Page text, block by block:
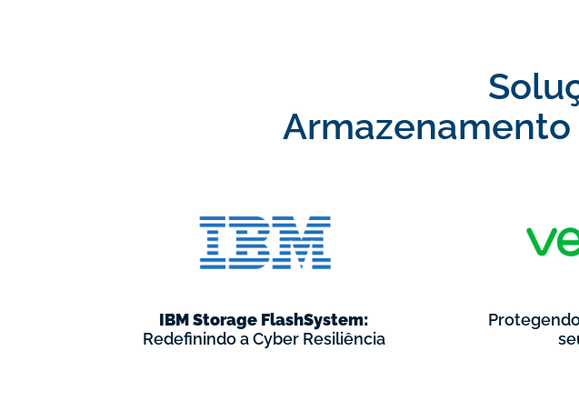
IBM Storage FlashSystem:
Redefinindo a Cyber Resiliência